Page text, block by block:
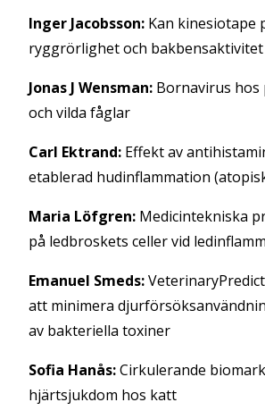
Inger Jacobsson: Kan kinesiotape
ryggrörlighet och bakbensaktivitet
Jonas J Wensman: Bornavirus
och vilda fåglar
Carl Ektrand: Effekt av
etablerad hudinflammation
Maria Löfgren: Medicintekniska
på ledbroskets celler vid
Emanuel Smeds:
att minimera
av bakteriella toxiner
Sofia Hanås:Cirkulerande
hjärtsjukdom hos katt